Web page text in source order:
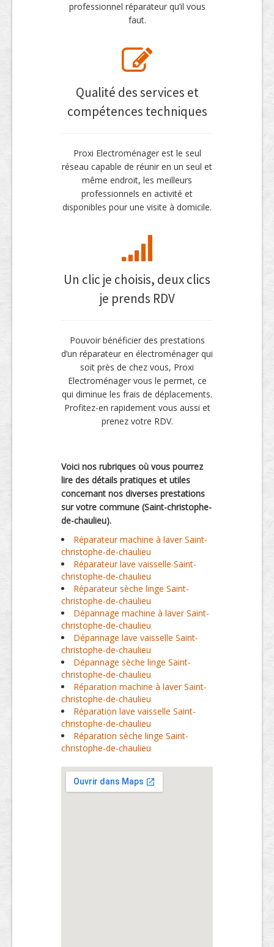
professionnel réparateur qu’il vous
faut.
Qualité des services et
compétences techniques
Proxi Electroménager est le seul
réseau capable de réunir en un seul et
même endroit, les meilleurs
professionnels en activité et
disponibles pour une visite à domicile.
Un clic je choisis, deux clics
je prends RDV
Pouvoir bénéficier des prestations
d’un réparateur en électroménager qui
soit près de chez vous, Proxi
Electroménager vous le permet, ce
qui diminue les frais de déplacements.
Profitez-en rapidement vous aussi et
prenez votre RDV.
Voici nos rubriques où vous pourrez
lire des détails pratiques et utiles
concernant nos diverses prestations
sur votre commune (Saint-christophe-
de-chaulieu).
Réparateur machine à laver Saint-
christophe-de-chaulieu
Réparateur lave vaisselle Saint-
christophe-de-chaulieu
Réparateur sèche linge Saint-
christophe-de-chaulieu
Dépannage machine à laver Saint-
christophe-de-chaulieu
Dépannage lave vaisselle Saint-
christophe-de-chaulieu
Dépannage sèche linge Saint-
christophe-de-chaulieu
Réparation machine à laver Saint-
christophe-de-chaulieu
Réparation lave vaisselle Saint-
christophe-de-chaulieu
Réparation sèche linge Saint-
christophe-de-chaulieu